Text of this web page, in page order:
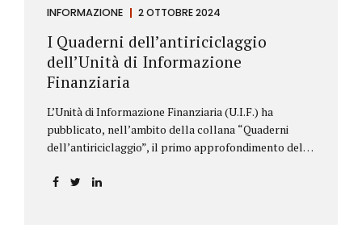
INFORMAZIONE 2 OTTOBRE 2024
I Quaderni dell’antiriciclaggio
dell’Unità di Informazione
Finanziaria
L’Unità di Informazione Finanziaria (U.I.F.) ha
pubblicato, nell’ambito della collana “Quaderni
dell’antiriciclaggio”, il primo approfondimento del
aggiornamenti della normativa e della